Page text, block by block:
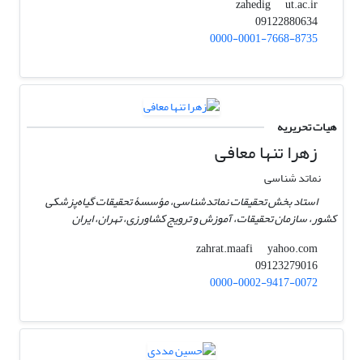
zahedig
ut.ac.ir
09122880634
0000-0001-7668-8735
هیات تحریریه
زهرا تنها معافی
نماتد شناسی
استاد بخش تحقیقات نماتدشناسی، مؤسسۀ تحقیقات گیاه‌پزشکی
کشور، سازمان تحقیقات، آموزش و ترویج کشاورزی، تهران، ایران
zahrat.maafi
yahoo.com
09123279016
0000-0002-9417-0072